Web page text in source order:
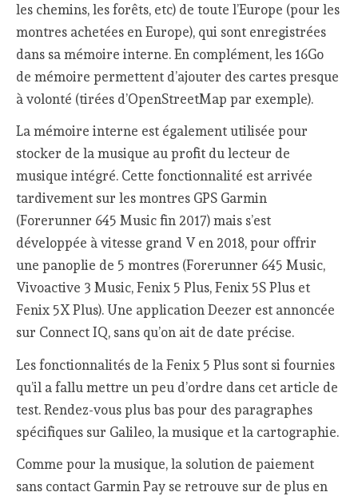
les chemins, les forêts, etc) de toute l’Europe (pour les
montres achetées en Europe), qui sont enregistrées
dans sa mémoire interne. En complément, les 16Go
de mémoire permettent d’ajouter des cartes presque
à volonté (tirées d’OpenStreetMap par exemple).
La mémoire interne est également utilisée pour
stocker de la musique au profit du lecteur de
musique intégré. Cette fonctionnalité est arrivée
tardivement sur les montres GPS Garmin
(Forerunner 645 Music fin 2017) mais s’est
développée à vitesse grand V en 2018, pour offrir
une panoplie de 5 montres (Forerunner 645 Music,
Vivoactive 3 Music, Fenix 5 Plus, Fenix 5S Plus et
Fenix 5X Plus). Une application Deezer est annoncée
sur Connect IQ, sans qu’on ait de date précise.
Les fonctionnalités de la Fenix 5 Plus sont si fournies
qu’il a fallu mettre un peu d’ordre dans cet article de
test. Rendez-vous plus bas pour des paragraphes
spécifiques sur Galileo, la musique et la cartographie.
Comme pour la musique, la solution de paiement
sans contact Garmin Pay se retrouve sur de plus en